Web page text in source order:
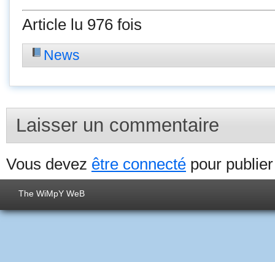
Article lu 976 fois
News
Laisser un commentaire
Vous devez être connecté pour
The WiMpY WeB